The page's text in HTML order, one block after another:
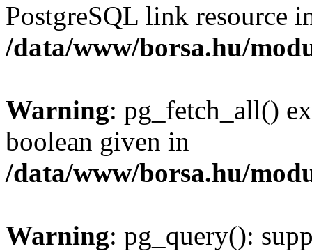
PostgreSQL link resource
/data/www/borsa.hu/
Warning: pg_fetch_all()
boolean given in
/data/www/borsa.hu/
Warning: pg_query():